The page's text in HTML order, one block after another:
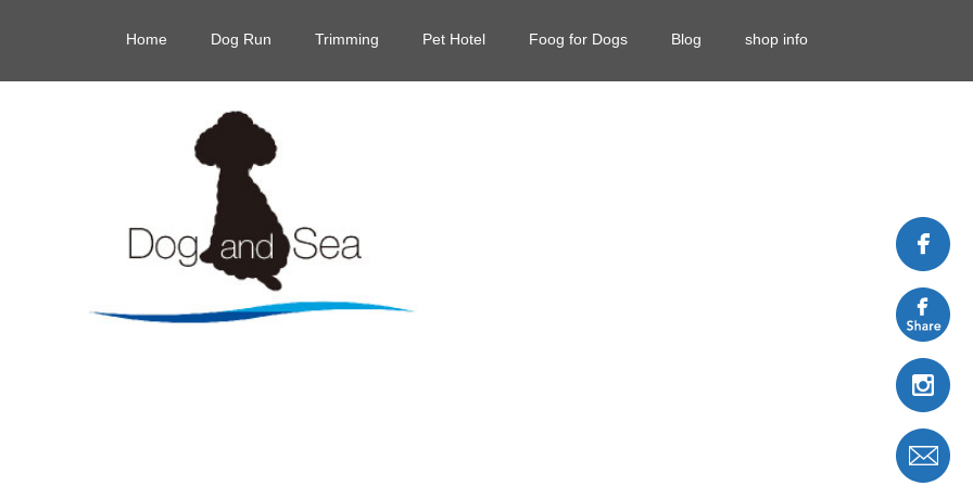
Home Dog Run Trimming Pet Hotel Foog for Dogs Blog shop info